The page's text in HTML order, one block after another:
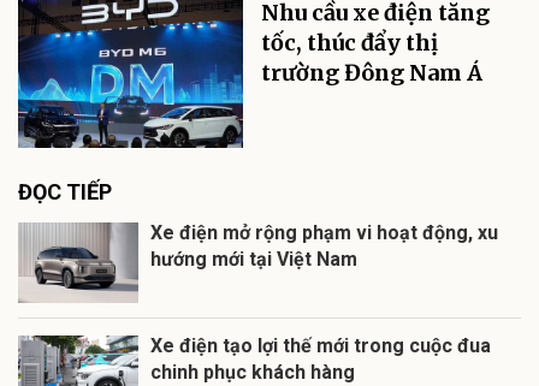
Nhu cầu xe điện tăng
tốc, thúc đẩy thị
trường Đông Nam Á
ĐỌC TIẾP
Xe điện mở rộng phạm vi hoạt động, xu
hướng mới tại Việt Nam
Xe điện tạo lợi thế mới trong cuộc đua
chinh phục khách hàng